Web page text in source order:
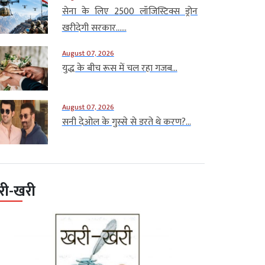
सेना के लिए 2500 लॉजिस्टिक्स ड्रोन
खरीदेगी सरकार…...
August 07, 2026
युद्ध के बीच रूस में चल रहा गजब...
August 07, 2026
सनी देओल के गुस्से से डरते थे करण?...
खरी